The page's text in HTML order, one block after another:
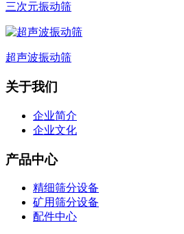
三次元振动筛
超声波振动筛
关于我们
企业简介
企业文化
产品中心
精细筛分设备
矿用筛分设备
配件中心